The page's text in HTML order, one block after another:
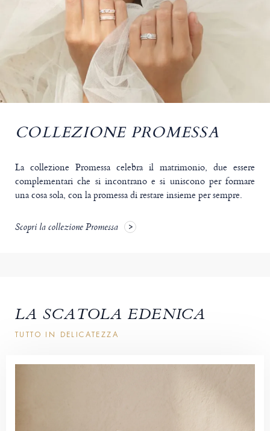
COLLEZIONE PROMESSA
La collezione Promessa celebra il matrimonio, due essere
complementari che si incontrano e si uniscono per formare
una cosa sola, con la promessa di restare insieme per sempre.
Scopri la collezione Promessa
LA SCATOLA EDENICA
TUTTO IN DELICATEZZA